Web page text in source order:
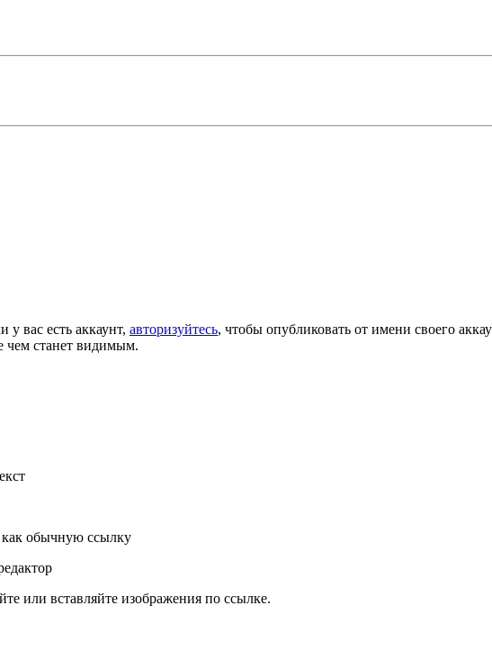
у вас есть аккаунт, авторизуйтесь, чтобы опубликовать от имени своего
чем станет видимым.
обычную ссылку
или вставляйте изображения по ссылке.